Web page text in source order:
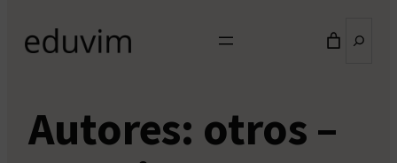
Autores: otros –